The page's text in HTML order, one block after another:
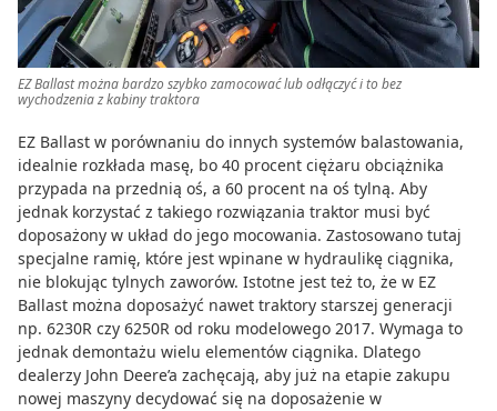
EZ Ballast można bardzo szybko zamocować lub odłączyć i to bez
wychodzenia z kabiny traktora
EZ Ballast w porównaniu do innych systemów balastowania,
idealnie rozkłada masę, bo 40 procent ciężaru obciążnika
przypada na przednią oś, a 60 procent na oś tylną. Aby
jednak korzystać z takiego rozwiązania traktor musi być
doposażony w układ do jego mocowania. Zastosowano tutaj
specjalne ramię, które jest wpinane w hydraulikę ciągnika,
nie blokując tylnych zaworów. Istotne jest też to, że w EZ
Ballast można doposażyć nawet traktory starszej generacji
np. 6230R czy 6250R od roku modelowego 2017. Wymaga to
jednak demontażu wielu elementów ciągnika. Dlatego
dealerzy John Deere’a zachęcają, aby już na etapie zakupu
nowej maszyny decydować się na doposażenie w